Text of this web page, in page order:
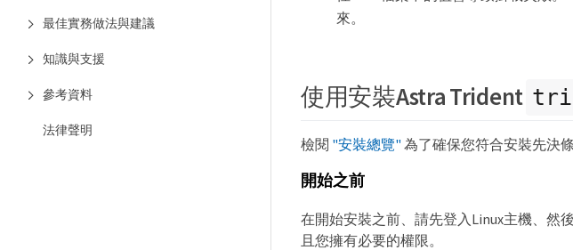
最佳實務做法與建議
知識與支援
參考資料
法律聲明
來。
使用安裝Astra Trident
檢閱 "安裝總覽" 為了確保您符合安裝先決
開始之前
在開始安裝之前、請先登入Linux主機、然
且您擁有必要的權限。